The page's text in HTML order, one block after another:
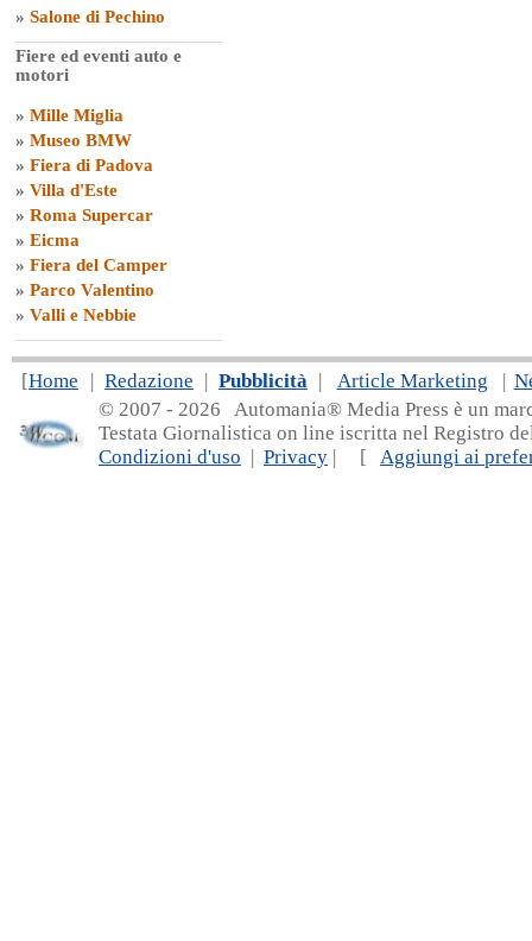
» Salone di Pechino
Fiere ed eventi auto e
motori
» Mille Miglia
» Museo BMW
» Fiera di Padova
» Villa d'Este
» Roma Supercar
» Eicma
» Fiera del Camper
» Parco Valentino
» Valli e Nebbie
[Home | Redazione | Pubblicità | Article Marketing |
© 2007 - 2026 Automania® Media Press è un
Testata Giornalistica on line iscritta nel Registro
Condizioni d'uso | Privacy | [ Aggiungi ai